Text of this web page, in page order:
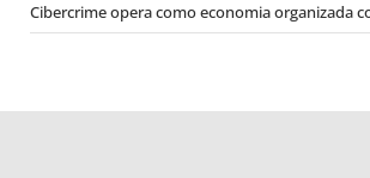
Cibercrime opera como economia organizada